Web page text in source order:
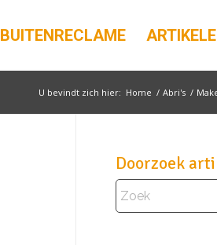
BUITENRECLAME
U bevindt zich hier: Home / Abri's /
Doorzoek